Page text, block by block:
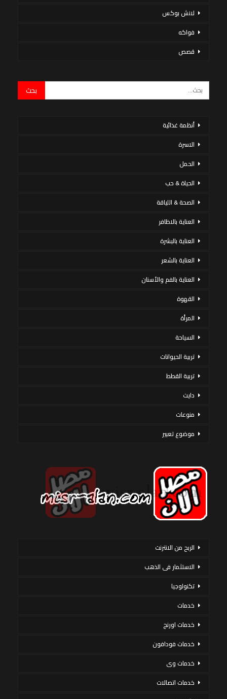
لانش بوكس
فواكه
قصص
أنظمة غذائية
الاسرة
الحمل
الحياة & حب
الصحة & اللياقة
العناية بالاظافر
العناية بالبشرة
العناية بالشعر
العناية بالفم والأسنان
القهوة
المرأة
السياحة
تربية الحيوانات
تربية القطط
دايت
منوعات
موضوع تعبير
الربح من الانترنت
الاستثمار فى الذهب
تكنولوجيا
خدمات
خدمات اورنج
خدمات فودافون
خدمات وى
خدمات اتصالات